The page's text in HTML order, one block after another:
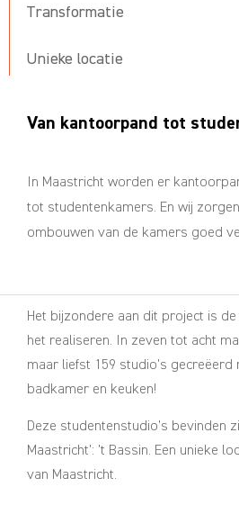
Transformatie
Unieke locatie
Van kantoorpand tot
In Maastricht worden er
tot studentenkamers. En wij
ombouwen van de kamers goed
Het bijzondere aan dit project is
het realiseren. In zeven tot acht
maar liefst 159 studio’s gecreëerd
badkamer en keuken!
Deze studentenstudio’s bevinden
Maastricht’: ’t Bassin. Een unieke
van Maastricht.